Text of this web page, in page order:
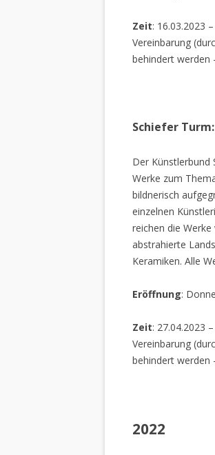
Zeit: 16.03.2023
Vereinbarung
behindert werden
Schiefer
Der Künstlerbund
Werke zum
bildnerisch
einzelnen
reichen die
abstrahierte
Keramiken. Alle
Eröffnung:
Zeit: 27.04.2023
Vereinbarung
behindert werden
2022